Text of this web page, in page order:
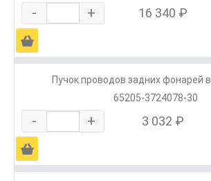
- + 16 340 ₽
Ä
Пучок проводов задних фонарей
65205-3724078-30
- + 3 032 ₽
Ä